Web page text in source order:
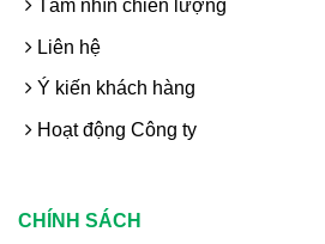
Tầm nhìn chiến lượng
Liên hệ
Ý kiến khách hàng
Hoạt động Công ty
CHÍNH SÁCH